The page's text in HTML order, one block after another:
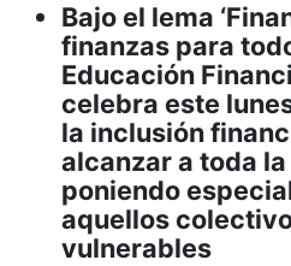
Bajo el lema
finanzas para
Educación
celebra este
la inclusión
alcanzar a toda
poniendo
aquellos
vulnerables